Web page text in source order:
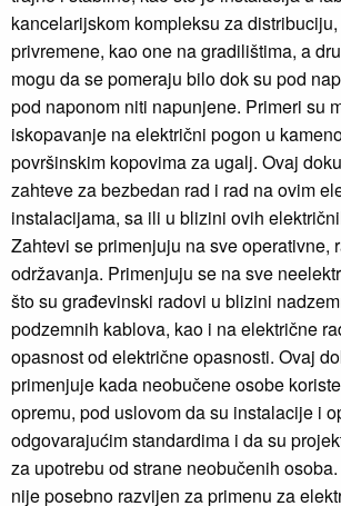
kancelarijskom kompleksu za
privremene, kao one na gradilištima, a
mogu da se pomeraju bilo dok su pod
pod naponom niti napunjene. Primeri su
iskopavanje na električni pogon u
površinskim kopovima za ugalj. Ovaj
zahteve za bezbedan rad i rad na ovim
instalacijama, sa ili u blizini ovih
Zahtevi se primenjuju na sve operativne,
održavanja. Primenjuju se na sve
što su građevinski radovi u blizini
podzemnih kablova, kao i na električne
opasnost od električne opasnosti. Ovaj
primenjuje kada neobučene osobe
opremu, pod uslovom da su instalacije i
odgovarajućim standardima i da su
za upotrebu od strane neobučenih
nije posebno razvijen za primenu za